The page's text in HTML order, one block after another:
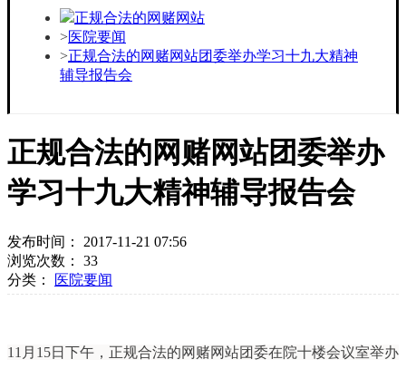
正规合法的网赌网站
医院要闻
正规合法的网赌网站团委举办学习十九大精神
辅导报告会
正规合法的网赌网站团委举办
学习十九大精神辅导报告会
发布时间： 2017-11-21 07:56
浏览次数： 33
分类：
医院要闻
11月15日下午，正规合法的网赌网站团委在院十楼会议室举办